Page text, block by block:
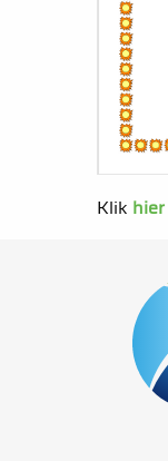
Klik hier